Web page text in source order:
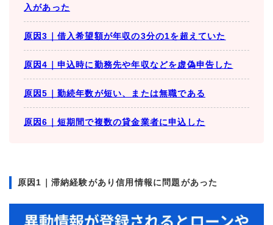
入があった
原因3｜借入希望額が年収の3分の1を超えていた
原因4｜申込時に勤務先や年収などを虚偽申告した
原因5｜勤続年数が短い、または無職である
原因6｜短期間で複数の貸金業者に申込した
原因1｜滞納経験があり信用情報に問題があった